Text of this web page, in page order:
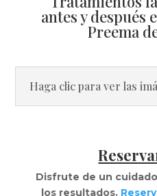
antes y después
Preema
Haga clic para ver las
Disfrute de un
los resultados.